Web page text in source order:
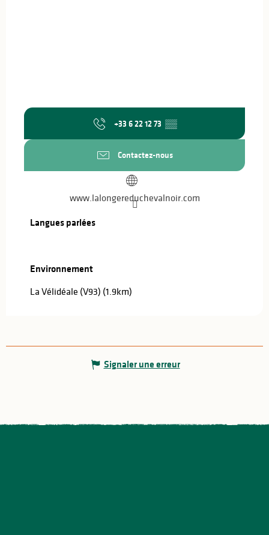
+33 6 22 12 73 ▒▒
Contactez-nous
www.lalongereduchevalnoir.com
Langues parlées
Langues parlées
Environnement
Environnement
La Vélidéale (V93) (1.9km)
Signaler une erreur